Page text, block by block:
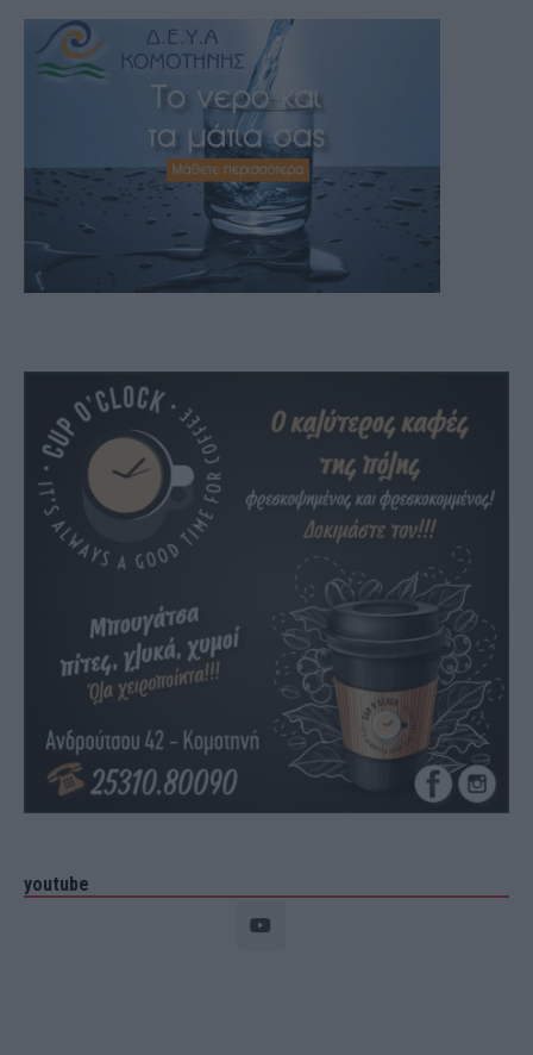
youtube